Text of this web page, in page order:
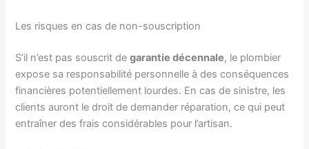
Les risques en cas de non-souscription
S’il n’est pas souscrit degarantie décennale, le plombier
expose sa responsabilité personnelle à des conséquences
financières potentiellement lourdes. En cas de sinistre, les
clients auront le droit de demander réparation, ce qui peut
entraîner des frais considérables pour l’artisan.